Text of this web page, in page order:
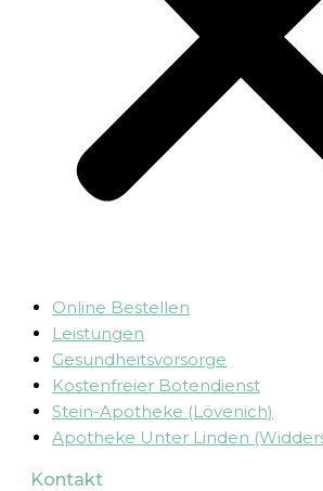
Online Bestellen
Leistungen
Gesundheitsvorsorge
Kostenfreier Botendienst
Stein-Apotheke (Lövenich)
Apotheke Unter Linden
Kontakt